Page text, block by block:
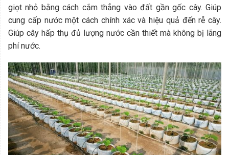
giọt nhỏ bằng cách cắm thẳng vào đất gần gốc cây. Giúp
cung cấp nước một cách chính xác và hiệu quả đến rễ cây.
Giúp cây hấp thụ đủ lượng nước cần thiết mà không bị lãng
phí nước.